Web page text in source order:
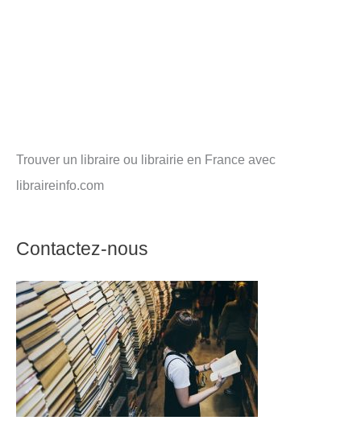
Trouver un libraire ou librairie en France avec
libraireinfo.com
Contactez-nous